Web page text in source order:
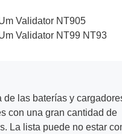
Validator NT905
Validator NT99 NT93
de las baterías y
con una gran cantidad de
La lista puede no estar